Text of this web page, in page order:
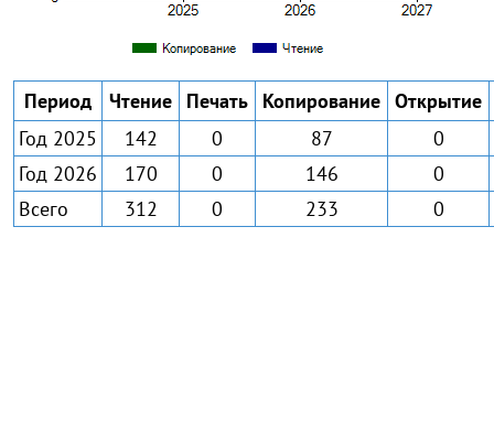
Период Чтение Печать Копирование Открытие
Год 2025
142 0 87
0
Год 2026
170 0 146
0
Всего
312 0 233 0